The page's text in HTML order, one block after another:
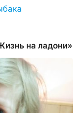
на ладони»